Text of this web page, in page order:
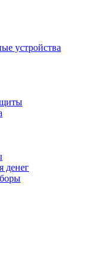
устройства
денег